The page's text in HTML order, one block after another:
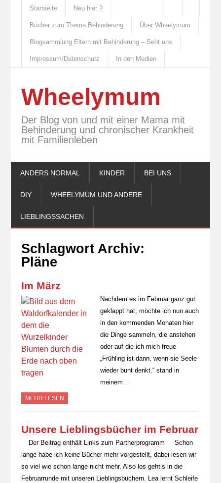
Startseite Neu hier ?
Bücher zum Thema Behinderung Über Wheelymum
Blogsammlung Eltern mit Behinderung – Seht uns
Impressum/Datenschutz In den Medien
Wheelymum
Der Blog von und mit einer Mama mit
Behinderung und chronischer Krankheit
mit Familienleben
ANDERS NORMAL KINDER BEI UNS
DIY WHEELYMUM UND ANDERE
LIEBLINGSSACHEN
Schlagwort Archiv:
Pläne
Im März
Nachdem es im Februar ganz gut
geklappt hat, möchte ich nun auch
in den kommenden Monaten hier
die Dinge sammeln, die anstehen
oder auf die ich mich freue
„Frühling ist dann, wenn sie Seele
wieder bunt denkt.“ stand in
meinem…
MEHR LESEN
Unsere Lieblingsbücher im Februar
Der Beitrag enthält Links zum Partnerprogramm Schon
lange habe ich keine Bücher mehr vorgestellt, dabei lesen wir
so viel wie schon lange nicht mehr. Also los geht’s in die
Februarrunde mit unseren Lieblingsbüchern. Lea lernt Schleife